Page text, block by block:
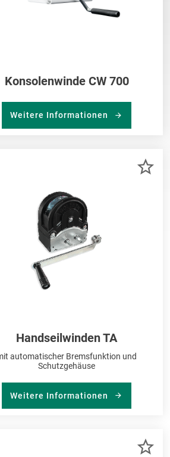
Konsolenwinde CW 700
Weitere Informationen
Handseilwinden TA
automatischer Bremsfunktion und
Schutzgehäuse
Weitere Informationen